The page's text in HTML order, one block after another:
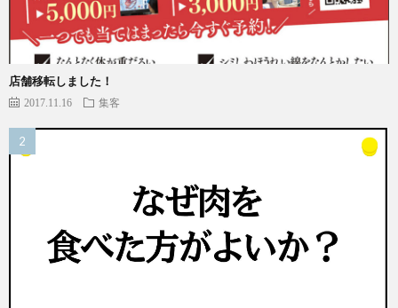
店舗移転しました！
2017.11.16 集客